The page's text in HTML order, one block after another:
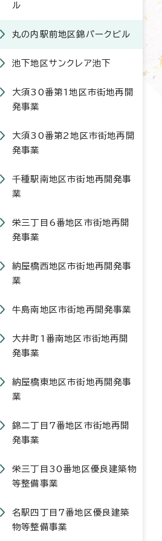
ル
丸の内駅前地区錦パークビル
池下地区サンクレア池下
大須30番第1地区市街地再開
発事業
大須30番第2地区市街地再開
発事業
千種駅南地区市街地再開発事
業
栄三丁目6番地区市街地再開
発事業
納屋橋西地区市街地再開発事
業
牛島南地区市街地再開発事業
大井町1番南地区市街地再開
発事業
納屋橋東地区市街地再開発事
業
錦二丁目7番地区市街地再開
発事業
栄三丁目30番地区優良建築物
等整備事業
名駅四丁目7番地区優良建築
物等整備事業